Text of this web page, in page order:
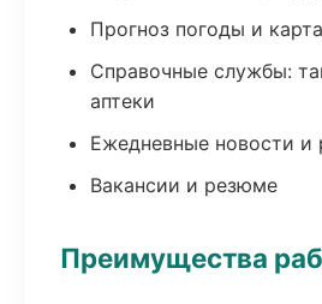
Прогноз погоды и
Справочные службы:
аптеки
Ежедневные новости и
Вакансии и резюме
Преимущества